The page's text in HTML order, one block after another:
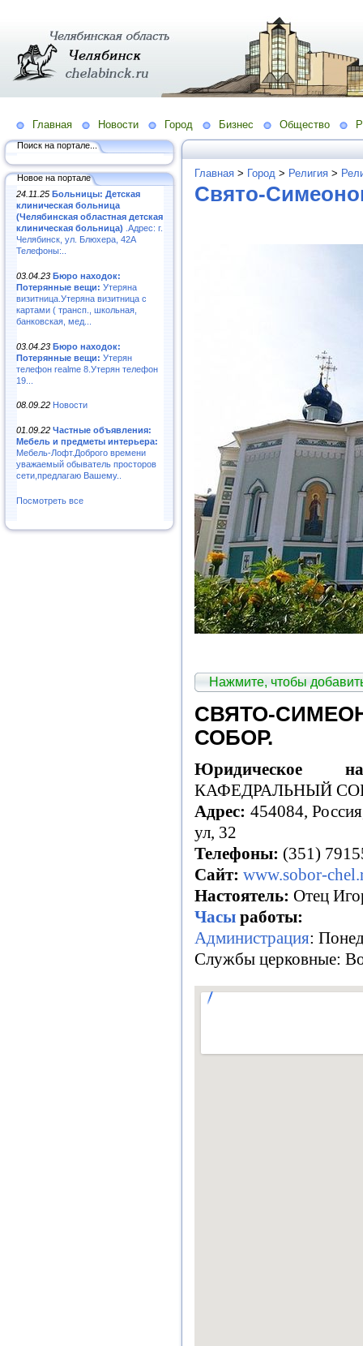
Главная Новости Город Бизнес Общество
Поиск на портале...
Новое на портале
24.11.25 Больницы: Детская
клиническая больница
(Челябинская областная детская
клиническая больница) .Адрес: г.
Челябинск, ул. Блюхера, 42А
Телефоны:..
03.04.23 Бюро находок:
Потерянные вещи: Утеряна
визитница.Утеряна визитница с
картами ( трансп., школьная,
банковская, мед...
03.04.23 Бюро находок:
Потерянные вещи: Утерян
телефон realme 8.Утерян телефон
19...
08.09.22 Новости
01.09.22 Частные объявления:
Мебель и предметы интерьера:
Мебель-Лофт.Доброго времени
уважаемый обыватель просторов
сети,предлагаю Вашему..
Посмотреть все
Главная > Город > Религия >
Свято-
Нажмите, чтобы
СВЯТО-
СОБОР.
Юридическое
КАФЕДРАЛЬНЫЙ
Адрес: 454084,
ул, 32
Телефоны: (351)
Сайт: www.sobor-
Настоятель: Отец
Часы работы:
Администрация:
Службы церковные: